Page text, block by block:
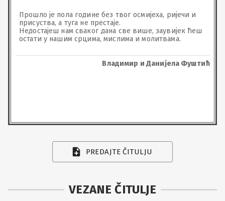
Прошло је пола године без твог осмијеха, ријечи и
присуства, а туга не престаје.
Недостајеш нам сваког дана све више, заувијек ћеш
остати у нашим срцима, мислима и молитвама.
Владимир и Данијела Фуштић
PREDAJTE ČITULJU
VEZANE ČITULJE